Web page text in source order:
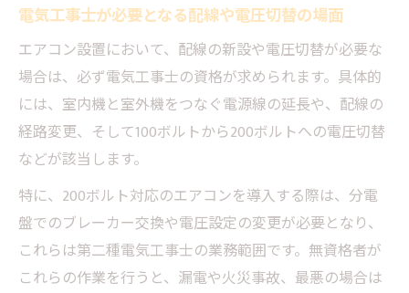
電気工事士が必要となる配線や電圧切替の場面
エアコン設置において、配線の新設や電圧切替が必要な
場合は、必ず電気工事士の資格が求められます。具体的
には、室内機と室外機をつなぐ電源線の延長や、配線の
経路変更、そして100ボルトから200ボルトへの電圧切替
などが該当します。
特に、200ボルト対応のエアコンを導入する際は、分電
盤でのブレーカー交換や電圧設定の変更が必要となり、
これらは第二種電気工事士の業務範囲です。無資格者が
これらの作業を行うと、漏電や火災事故、最悪の場合は